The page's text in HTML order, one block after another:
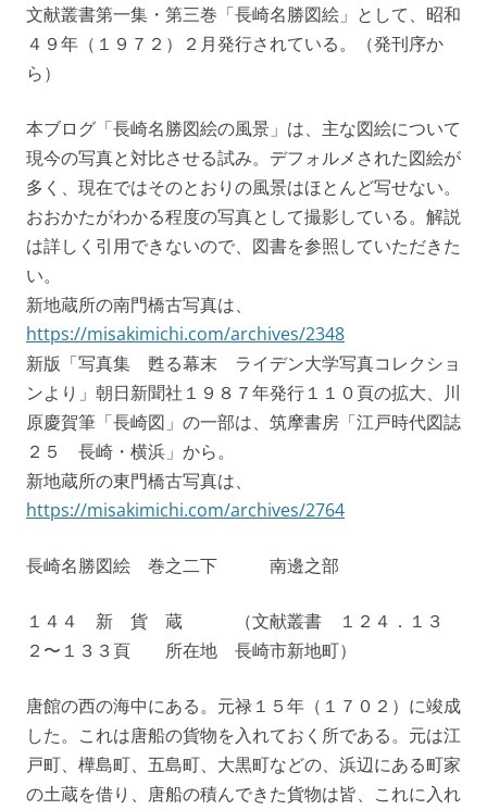
文献叢書第一集・第三巻「長崎名勝図絵」として、昭和
４９年（１９７２）２月発行されている。（発刊序か
ら）
本ブログ「長崎名勝図絵の風景」は、主な図絵について
現今の写真と対比させる試み。デフォルメされた図絵が
多く、現在ではそのとおりの風景はほとんど写せない。
おおかたがわかる程度の写真として撮影している。解説
は詳しく引用できないので、図書を参照していただきた
い。
新地蔵所の南門橋古写真は、
https://misakimichi.com/archives/2348
新版「写真集 甦る幕末 ライデン大学写真コレクショ
ンより」朝日新聞社１９８７年発行１１０頁の拡大、川
原慶賀筆「長崎図」の一部は、筑摩書房「江戸時代図誌
２５ 長崎・横浜」から。
新地蔵所の東門橋古写真は、
https://misakimichi.com/archives/2764
長崎名勝図絵 巻之二下 南邊之部
１４４ 新 貨 蔵 （文献叢書 １２４．１３
２〜１３３頁 所在地 長崎市新地町）
唐館の西の海中にある。元禄１５年（１７０２）に竣成
した。これは唐船の貨物を入れておく所である。元は江
戸町、樺島町、五島町、大黒町などの、浜辺にある町家
の土蔵を借り、唐船の積んできた貨物は皆、これに入れ